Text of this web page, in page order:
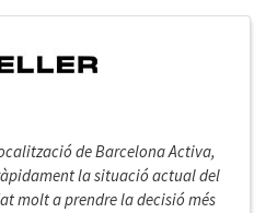
de Barcelona Activa,
la situació actual del
molt a prendre la decisió més